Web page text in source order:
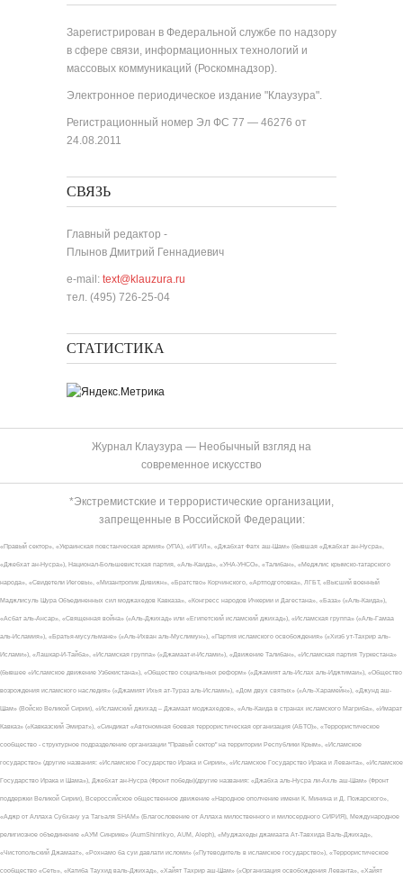
Зарегистрирован в Федеральной службе по надзору
в сфере связи, информационных технологий и
массовых коммуникаций (Роскомнадзор).
Электронное периодическое издание "Клаузура".
Регистрационный номер Эл ФС 77 — 46276 от
24.08.2011
СВЯЗЬ
Главный редактор -
Плынов Дмитрий Геннадиевич
e-mail: text@klauzura.ru
тел. (495) 726-25-04
СТАТИСТИКА
Журнал Клаузура — Необычный взгляд на
современное искусство
*Экстремистские и террористические организации,
запрещенные в Российской Федерации:
«Правый сектор», «Украинская повстанческая армия» (УПА), «ИГИЛ», «Джабхат Фатх аш-Шам» (бывшая «Джабхат ан-Нусра»,
«Джебхат ан-Нусра»), Национал-Большевистская партия, «Аль-Каида», «УНА-УНСО», «Талибан», «Меджлис крымско-татарского
народа», «Свидетели Иеговы», «Мизантропик Дивижн», «Братство» Корчинского, «Артподготовка», ЛГБТ, «Высший военный
Маджлисуль Шура Объединенных сил моджахедов Кавказа», «Конгресс народов Ичкерии и Дагестана», «База» («Аль-Каида»),
«Асбат аль-Ансар», «Священная война» («Аль-Джихад» или «Египетский исламский джихад»), «Исламская группа» («Аль-Гамаа
аль-Исламия»), «Братья-мусульмане» («Аль-Ихван аль-Муслимун»), «Партия исламского освобождения» («Хизб ут-Тахрир аль-
Ислами»), «Лашкар-И-Тайба», «Исламская группа» («Джамаат-и-Ислами»), «Движение Талибан», «Исламская партия Туркестана»
(бывшее «Исламское движение Узбекистана»), «Общество социальных реформ» («Джамият аль-Ислах аль-Иджтимаи»), «Общество
возрождения исламского наследия» («Джамият Ихья ат-Тураз аль-Ислами»), «Дом двух святых» («Аль-Харамейн»), «Джунд аш-
Шам» (Войско Великой Сирии), «Исламский джихад – Джамаат моджахедов», «Аль-Каида в странах исламского Магриба», «Имарат
Кавказ» («Кавказский Эмират»), «Синдикат «Автономная боевая террористическая организация (АБТО)», «Террористическое
сообщество - структурное подразделение организации "Правый сектор" на территории Республики Крым», «Исламское
государство» (другие названия: «Исламское Государство Ирака и Сирии», «Исламское Государство Ирака и Леванта», «Исламское
Государство Ирака и Шама»), Джебхат ан-Нусра (Фронт победы)(другие названия: «Джабха аль-Нусра ли-Ахль аш-Шам» (Фронт
поддержки Великой Сирии), Всероссийское общественное движение «Народное ополчение имени К. Минина и Д. Пожарского»,
«Аджр от Аллаха Субхану уа Тагьаля SHAM» (Благословение от Аллаха милоственного и милосердного СИРИЯ), Международное
религиозное объединение «АУМ Синрике» (AumShinrikyo, AUM, Aleph), «Муджахеды джамаата Ат-Тавхида Валь-Джихад»,
«Чистопольский Джамаат», «Рохнамо ба суи давлати исломи» («Путеводитель в исламское государство»), «Террористическое
сообщество «Сеть», «Катиба Таухид валь-Джихад», «Хайят Тахрир аш-Шам» («Организация освобождения Леванта», «Хайят